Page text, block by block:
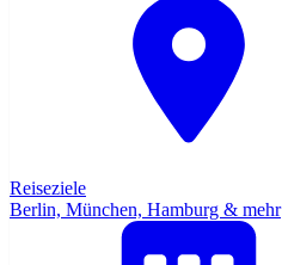
Reiseziele
Berlin, München, Hamburg & mehr